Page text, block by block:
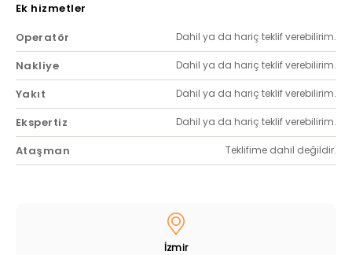
Ek hizmetler
Operatör
Dahil ya da hariç teklif verebilirim.
Nakliye Dahil ya da hariç teklif verebilirim.
Yakıt Dahil ya da hariç teklif verebilirim.
Ekspertiz Dahil ya da hariç teklif verebilirim.
Ataşman Teklifime dahil değildir.
İzmir